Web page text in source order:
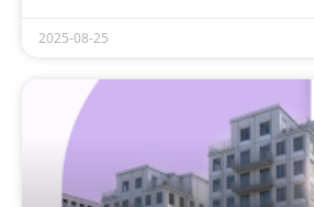
2025-08-25